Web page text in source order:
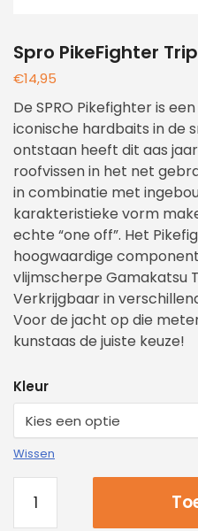
Spro PikeFighter
€14,95
De SPRO Pikefighter is
iconische hardbaits in de
ontstaan heeft dit aas
roofvissen in het net
in combinatie met
karakteristieke vorm
echte “one off”. Het
hoogwaardige
vlijmscherpe Gamakatsu
Verkrijgbaar in
Voor de jacht op die
kunstaas de juiste keuze!
Kleur
Wissen